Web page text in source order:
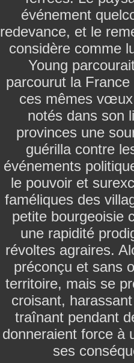
événement
redevance, et le
considère comme
Young
parcourut la
ces mêmes
notés dans son
provinces une
guérilla contre
événements
le pouvoir et
faméliques des
petite bourgeoisie
une rapidité
révoltes agraires.
préconçu et sans
territoire, mais se
croisant,
traînant pendant
donneraient force à
ses